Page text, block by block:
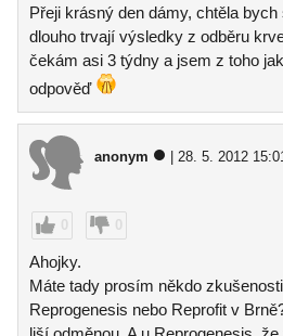
Přeji krásný den dámy, chtěla
dlouho trvají výsledky z odběru
čekám asi 3 týdny a jsem z toho
odpověď
anonym | 28. 5. 2012
0 0
Ahojky.
Máte tady prosím někdo
Reprogenesis nebo Reprofit v